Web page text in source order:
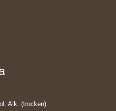
Alk. (trocken)